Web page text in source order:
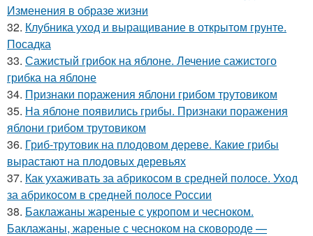
Изменения в образе жизни
32. Клубника уход и выращивание в открытом грунте.
Посадка
33. Сажистый грибок на яблоне. Лечение сажистого
грибка на яблоне
34. Признаки поражения яблони грибом трутовиком
35. На яблоне появились грибы. Признаки поражения
яблони грибом трутовиком
36. Гриб-трутовик на плодовом дереве. Какие грибы
вырастают на плодовых деревьях
37. Как ухаживать за абрикосом в средней полосе. Уход
за абрикосом в средней полосе России
38. Баклажаны жареные с укропом и чесноком.
Баклажаны, жареные с чесноком на сковороде —